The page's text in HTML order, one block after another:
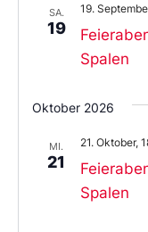
SA.
19
Spalen
19.
Oktober 2026
MI.
21
Spalen
21. Oktober,